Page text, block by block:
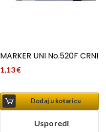
MARKER UNI No.520F CRNI
1,13€
Dodaj u košaricu
Usporedi